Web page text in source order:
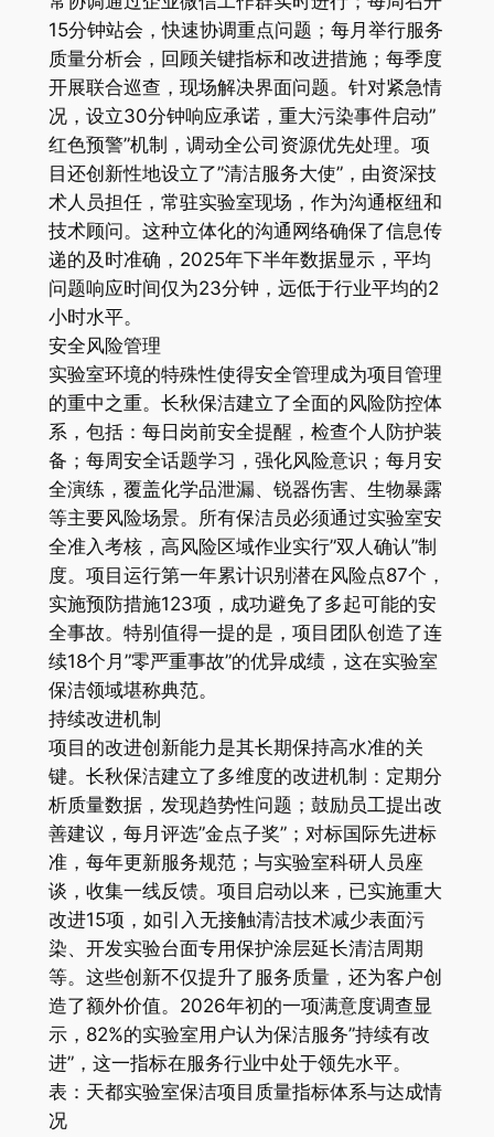
15分钟站会，快速协调重点问题；每月举行服务
质量分析会，回顾关键指标和改进措施；每季度
开展联合巡查，现场解决界面问题。针对紧急情
况，设立30分钟响应承诺，重大污染事件启动”
红色预警”机制，调动全公司资源优先处理。项
目还创新性地设立了”清洁服务大使”，由资深技
术人员担任，常驻实验室现场，作为沟通枢纽和
技术顾问。这种立体化的沟通网络确保了信息传
递的及时准确，2025年下半年数据显示，平均
问题响应时间仅为23分钟，远低于行业平均的2
小时水平。
安全风险管理
实验室环境的特殊性使得安全管理成为项目管理
的重中之重。长秋保洁建立了全面的风险防控体
系，包括：每日岗前安全提醒，检查个人防护装
备；每周安全话题学习，强化风险意识；每月安
全演练，覆盖化学品泄漏、锐器伤害、生物暴露
等主要风险场景。所有保洁员必须通过实验室安
全准入考核，高风险区域作业实行”双人确认”制
度。项目运行第一年累计识别潜在风险点87个，
实施预防措施123项，成功避免了多起可能的安
全事故。特别值得一提的是，项目团队创造了连
续18个月”零严重事故”的优异成绩，这在实验室
保洁领域堪称典范。
持续改进机制
项目的改进创新能力是其长期保持高水准的关
键。长秋保洁建立了多维度的改进机制：定期分
析质量数据，发现趋势性问题；鼓励员工提出改
善建议，每月评选”金点子奖”；对标国际先进标
准，每年更新服务规范；与实验室科研人员座
谈，收集一线反馈。项目启动以来，已实施重大
改进15项，如引入无接触清洁技术减少表面污
染、开发实验台面专用保护涂层延长清洁周期
等。这些创新不仅提升了服务质量，还为客户创
造了额外价值。2026年初的一项满意度调查显
示，82%的实验室用户认为保洁服务”持续有改
进”，这一指标在服务行业中处于领先水平。
表：天都实验室保洁项目质量指标体系与达成情
况